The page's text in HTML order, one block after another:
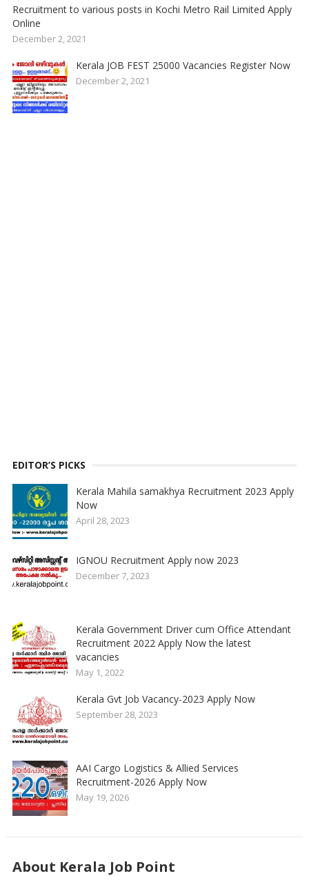
Recruitment to various posts in Kochi Metro Rail Limited Apply
Online
December 2, 2021
Kerala JOB FEST 25000 Vacancies Register Now
December 2, 2021
EDITOR’S PICKS
Kerala Mahila samakhya Recruitment 2023 Apply
Now
April 28, 2023
IGNOU Recruitment Apply now 2023
December 7, 2023
Kerala Government Driver cum Office Attendant
Recruitment 2022 Apply Now the latest
vacancies
May 1, 2022
Kerala Gvt Job Vacancy-2023 Apply Now
September 28, 2023
AAI Cargo Logistics & Allied Services
Recruitment-2026 Apply Now
May 19, 2026
About Kerala Job Point